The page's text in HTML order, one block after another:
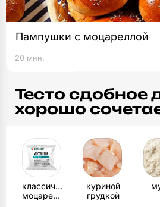
Пампушки с моцареллой
20 мин.
Тесто
хорошо
классической
моцареллой
куриной
грудкой